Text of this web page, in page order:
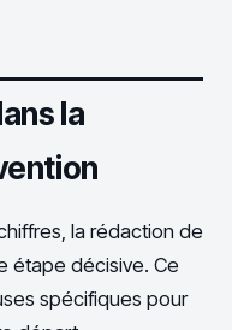
la
la rédaction de
étape décisive. Ce
spécifiques pour